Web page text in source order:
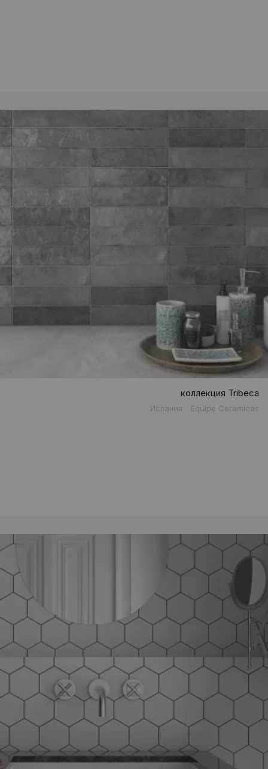
коллекция Tribeca
Испания Equipe Ceramicas